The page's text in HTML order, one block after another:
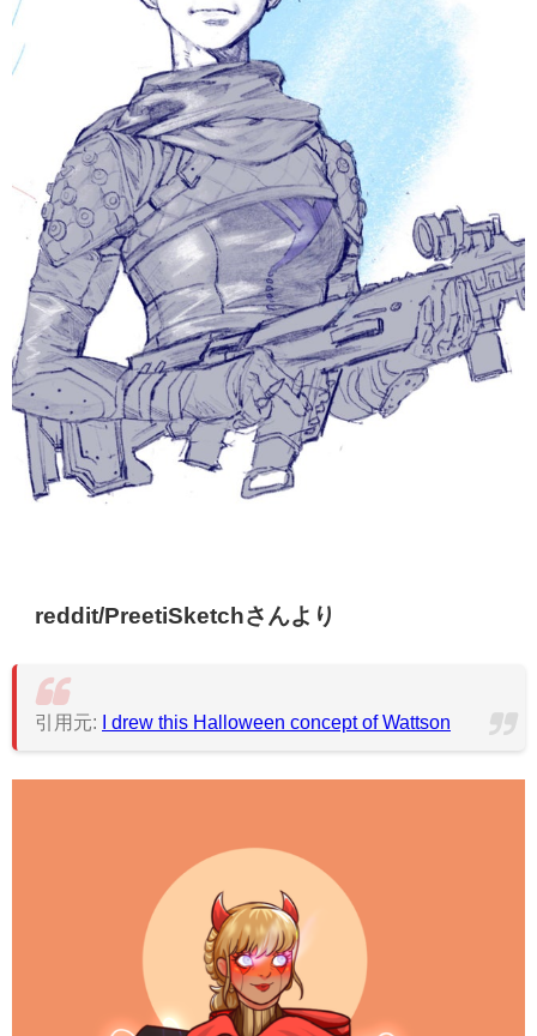
reddit/PreetiSketchさんより
引用元: I drew this Halloween concept of Wattson